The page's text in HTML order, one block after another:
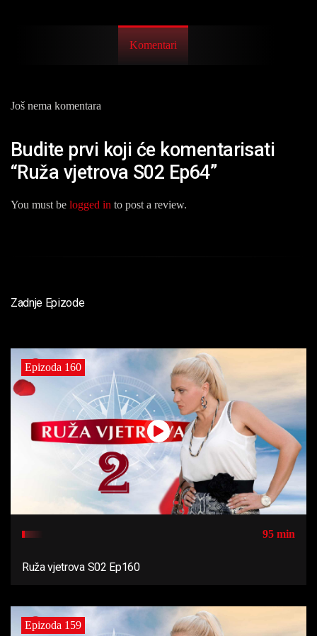
Komentari
Još nema komentara
Budite prvi koji će komentarisati
“Ruža vjetrova S02 Ep64”
You must be logged in to post a review.
Zadnje Epizode
Epizoda 160
95 min
Ruža vjetrova S02 Ep160
Epizoda 159